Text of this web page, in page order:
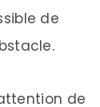
de
de